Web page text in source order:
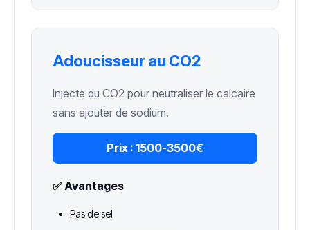
Adoucisseur au CO2
Injecte du CO2 pour neutraliser le calcaire
sans ajouter de sodium.
Prix : 1500-3500€
✅ Avantages
Pas de sel